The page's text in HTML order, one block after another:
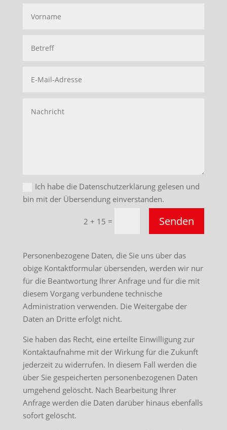
Ich habe die Datenschutzerklärung gelesen und
bin mit der Übersendung einverstanden.
2 + 15 = Senden
Personenbezogene Daten, die Sie uns über das
obige Kontaktformular übersenden, werden wir nur
für die Beantwortung Ihrer Anfrage und für die mit
diesem Vorgang verbundene technische
Administration verwenden. Die Weitergabe der
Daten an Dritte erfolgt nicht.
Sie haben das Recht, eine erteilte Einwilligung zur
Kontaktaufnahme mit der Wirkung für die Zukunft
jederzeit zu widerrufen. In diesem Fall werden die
über Sie gespeicherten personenbezogenen Daten
umgehend gelöscht. Nach Bearbeitung Ihrer
Anfrage werden die Daten darüber hinaus ebenfalls
sofort gelöscht.